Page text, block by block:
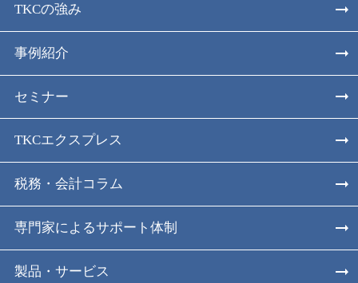
TKCの強み
事例紹介
セミナー
TKCエクスプレス
税務・会計コラム
専門家によるサポート体制
製品・サービス